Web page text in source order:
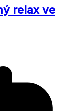
relax ve